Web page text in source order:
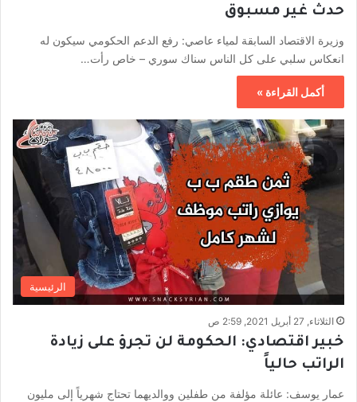
حدث غير مسبوق
وزيرة الاقتصاد السابقة لمياء عاصي: رفع الدعم الحكومي سيكون له
انعكاس سلبي على كل الناس سناك سوري – خاص رأت…
أكمل القراءة »
الرئيسية
الثلاثاء, 27 أبريل 2021, 2:59 ص
خبير اقتصادي: الحكومة لن تجرؤ على زيادة
الراتب حالياً
عمار يوسف: عائلة مؤلفة من طفلين ووالديهما تحتاج شهرياً إلى مليون